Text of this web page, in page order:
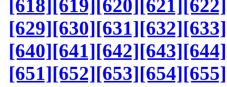
[618][619][620][621][622]
[629][630][631][632][633]
[640][641][642][643][644]
[651][652][653][654][655]